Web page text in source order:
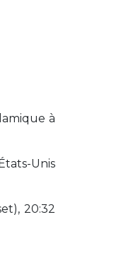
à
Unis
20:32